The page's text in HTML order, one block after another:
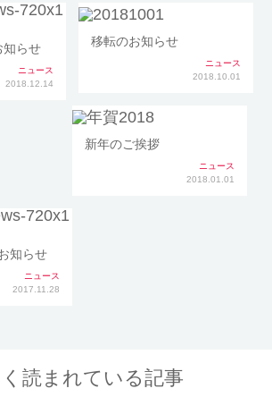
知らせ
ニュース
2018.12.14
移転のお知らせ
ニュース
2018.10.01
新年のご挨拶
ニュース
2018.01.01
知らせ
ニュース
2017.11.28
読まれている記事